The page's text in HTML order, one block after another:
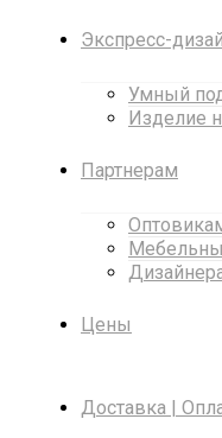
Экспресс-
Умный
Изделие
Партнерам
Цены
Доставка |